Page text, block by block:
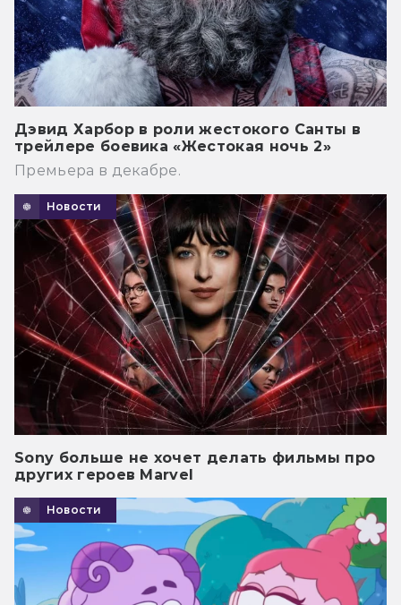
Дэвид Харбор в роли жестокого Санты в
трейлере боевика «Жестокая ночь 2»
Премьера в декабре.
Новости
Sony больше не хочет делать фильмы про
других героев Marvel
Новости